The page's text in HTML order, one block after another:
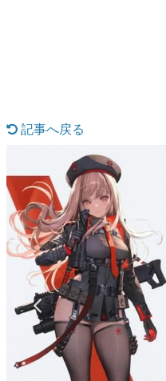
一先生によるゲー
なんでゲーム
ゲーム開発者・
具体的な形から解
です。
ゲームが変え
「経験値」「裏
の起源や用法の変
イニーP氏が徹底
カテゴリ
特集記事
記事へ戻る